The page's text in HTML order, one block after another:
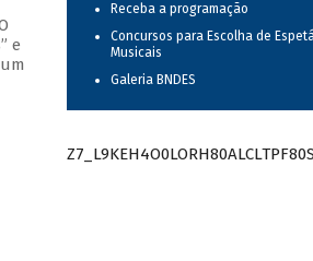
e
Receba a programação
Concursos para Escolha de
Musicais
Galeria BNDES